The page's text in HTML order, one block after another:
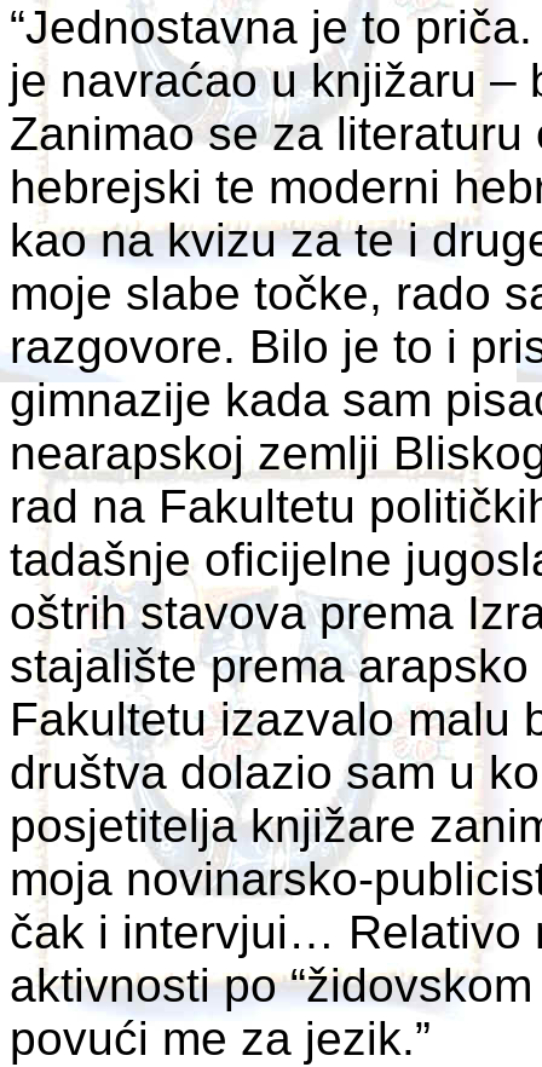
“Jednostavna je to
je navraćao u knjižaru –
Zanimao se za
hebrejski te moderni
kao na kvizu za te i
moje slabe točke, rado
razgovore. Bilo je to i
gimnazije kada sam
nearapskoj zemlji
rad na Fakultetu
tadašnje oficijelne
oštrih stavova prema
stajalište prema
Fakultetu izazvalo
društva dolazio sam u
posjetitelja knjižare
moja novinarsko-
čak i intervjui… Relativo
aktivnosti po
povući me za jezik.”